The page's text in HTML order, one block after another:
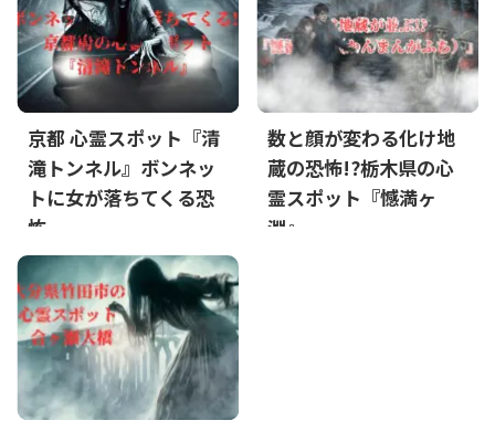
京都 心霊スポット『清
滝トンネル』ボンネッ
トに女が落ちてくる恐
怖
数と顔が変わる化け地
蔵の恐怖!?栃木県の心
霊スポット『憾満ヶ
淵』